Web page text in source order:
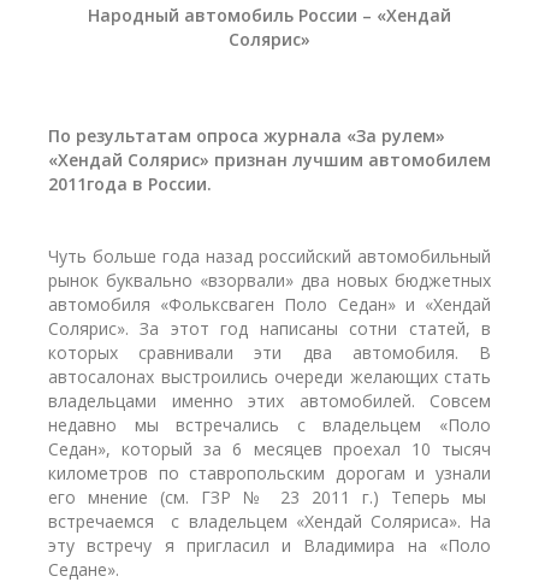
Народный автомобиль России – «Хендай
Солярис»
По результатам опроса журнала «За рулем»
«Хендай Солярис» признан лучшим автомобилем
2011года в России.
Чуть больше года назад российский автомобильный
рынок буквально «взорвали» два новых бюджетных
автомобиля «Фольксваген Поло Седан» и «Хендай
Солярис». За этот год написаны сотни статей, в
которых сравнивали эти два автомобиля. В
автосалонах выстроились очереди желающих стать
владельцами именно этих автомобилей. Совсем
недавно мы встречались с владельцем «Поло
Седан», который за 6 месяцев проехал 10 тысяч
километров по ставропольским дорогам и узнали
его мнение (см. ГЗР № 23 2011 г.) Теперь мы
встречаемся с владельцем «Хендай Соляриса». На
эту встречу я пригласил и Владимира на «Поло
Седане».